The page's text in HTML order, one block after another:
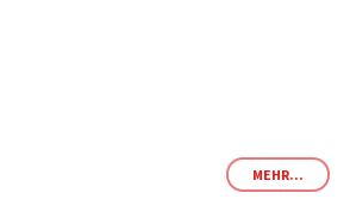
MEHR...